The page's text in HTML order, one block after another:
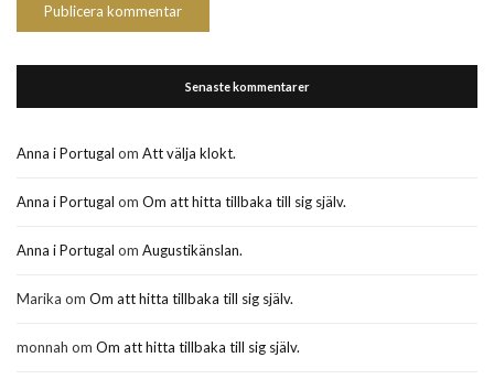
Senaste kommentarer
Anna i Portugal om Att välja klokt.
Anna i Portugal om Om att hitta tillbaka till sig själv.
Anna i Portugal om Augustikänslan.
Marika om Om att hitta tillbaka till sig själv.
monnah om Om att hitta tillbaka till sig själv.